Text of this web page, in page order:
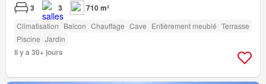
3 3 710 m²
Climatisation Balcon Chauffage Cave Entièrement meublé Terrasse
Piscine Jardin
Il y a 30+ jours